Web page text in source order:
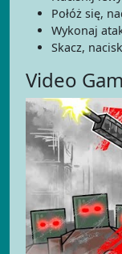
Połóż się,
Wykonaj
Skacz,
Video